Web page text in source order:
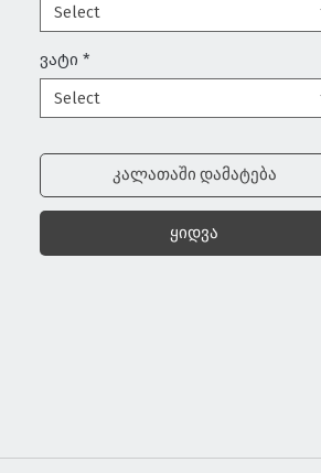
Select
ვატი *
Select
კალათაში დამატება
ყიდვა